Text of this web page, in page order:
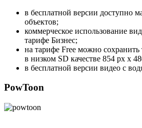
в бесплатной версии доступно
объектов;
коммерческое использование
тарифе Бизнес;
на тарифе Free можно сохранить
в низком SD качестве 854 px x
в бесплатной версии видео с
PowToon